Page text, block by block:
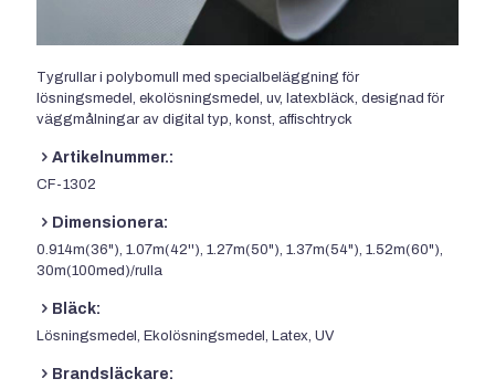
Tygrullar i polybomull med specialbeläggning för
lösningsmedel, ekolösningsmedel, uv, latexbläck, designad för
väggmålningar av digital typ, konst, affischtryck
Artikelnummer.:
CF-1302
Dimensionera:
0.914m(36"), 1.07m(42''), 1.27m(50"), 1.37m(54"), 1.52m(60"),
30m(100med)/rulla
Bläck:
Lösningsmedel, Ekolösningsmedel, Latex, UV
Brandsläckare: